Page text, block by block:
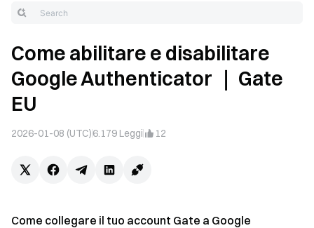
Come abilitare e disabilitare
Google Authenticator ｜ Gate
EU
2026-01-08 (UTC)6.179 Leggi 12
Come collegare il tuo account Gate a Google